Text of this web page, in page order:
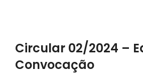
Circular 02/2024 –
Convocação